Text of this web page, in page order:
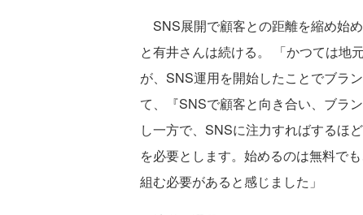
SNS展開で顧客との距離を縮め始
と有井さんは続ける。 「かつては地
が、SNS運用を開始したことでブラ
て、『SNSで顧客と向き合い、ブラ
し一方で、SNSに注力すればするほ
を必要とします。始めるのは無料で
組む必要があると感じました」